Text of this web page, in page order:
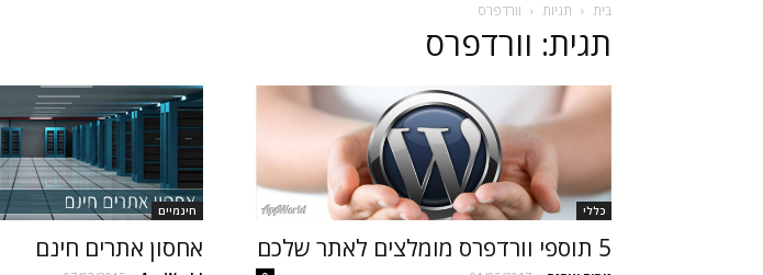
בית תגיות וורדפרס
תגית: וורדפרס
כללי
5 תוספי וורדפרס מומלצים לאתר שלכם
חינמיים
אחסון אתרים חינם